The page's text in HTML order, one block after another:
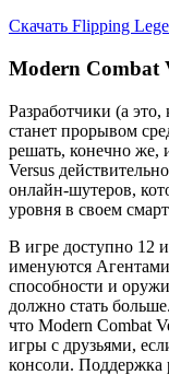
Скачать Flipping
Modern Combat
Разработчики (а
станет прорывом
решать, конечно же,
Versus
онлайн-шутеров,
уровня в своем
В игре доступно 12
именуются
способности и
должно стать
что Modern Combat
игры с друзьями,
консоли. Поддержка